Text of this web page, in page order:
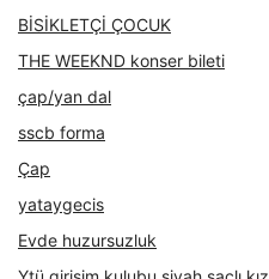
BİSİKLETÇİ ÇOCUK
THE WEEKND konser bileti
çap/yan dal
sscb forma
Çap
yataygecis
Evde huzursuzluk